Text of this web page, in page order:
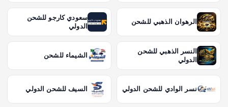
الرهوان الذهبي للشحن
سعودي كارجو للشحن
الدولي
النسر الذهبي للشحن
الدولي
الشيماء للشحن
نسر الوادي للشحن الدولي السيف للشحن الدولي